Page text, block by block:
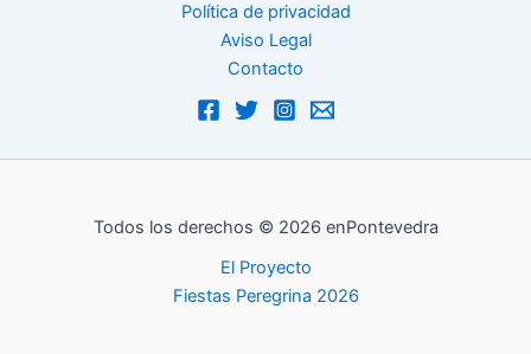
Política de privacidad
Aviso Legal
Contacto
Todos los derechos © 2026 enPontevedra
El Proyecto
Fiestas Peregrina 2026